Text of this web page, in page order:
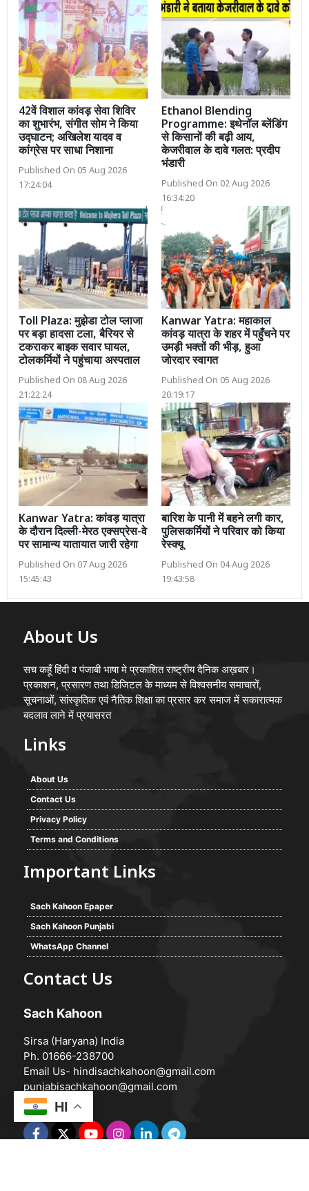
42वें विशाल कांवड़ सेवा शिविर
का शुभारंभ, संगीत सोम ने किया
उद्घाटन; अखिलेश यादव व
कांग्रेस पर साधा निशाना
Published On 05 Aug 2026
17:24:04
Ethanol Blending
Programme: इथेनॉल ब्लेंडिंग
से किसानों की बढ़ी आय,
केजरीवाल के दावे गलत: प्रदीप
भंडारी
Published On 02 Aug 2026
16:34:20
Toll Plaza: मुझेडा टोल प्लाजा
पर बड़ा हादसा टला, बैरियर से
टकराकर बाइक सवार घायल,
टोलकर्मियों ने पहुंचाया अस्पताल
Published On 08 Aug 2026
21:22:24
Kanwar Yatra: महाकाल
कांवड़ यात्रा के शहर में पहुँचने पर
उमड़ी भक्तों की भीड़, हुआ
जोरदार स्वागत
Published On 05 Aug 2026
20:19:17
Kanwar Yatra: कांवड़ यात्रा
के दौरान दिल्ली-मेरठ एक्सप्रेस-वे
पर सामान्य यातायात जारी रहेगा
Published On 07 Aug 2026
15:45:43
बारिश के पानी में बहने लगी कार,
पुलिसकर्मियों ने परिवार को किया
रेस्क्यू
Published On 04 Aug 2026
19:43:58
About Us
सच कहूँ हिंदी व पंजाबी भाषा मे प्रकाशित राष्ट्रीय दैनिक अख़बार।
प्रकाशन, प्रसारण तथा डिजिटल के माध्यम से विश्वसनीय समाचारों,
सूचनाओं, सांस्कृतिक एवं नैतिक शिक्षा का प्रसार कर समाज में सकारात्मक
बदलाव लाने में प्रयासरत
Links
About Us
Contact Us
Privacy Policy
Terms and Conditions
Important Links
Sach Kahoon Epaper
Sach Kahoon Punjabi
WhatsApp Channel
Contact Us
Sach Kahoon
Sirsa (Haryana) India
Ph. 01666-238700
Email Us- hindisachkahoon@gmail.com
punjabisachkahoon@gmail.com
HI